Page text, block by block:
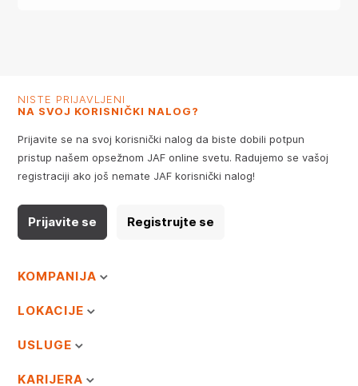
NISTE PRIJAVLJENI
NA SVOJ KORISNIČKI NALOG?
Prijavite se na svoj korisnički nalog da biste dobili potpun
pristup našem opsežnom JAF online svetu. Radujemo se vašoj
registraciji ako još nemate JAF korisnički nalog!
Prijavite se Registrujte se
KOMPANIJA
LOKACIJE
USLUGE
KARIJERA